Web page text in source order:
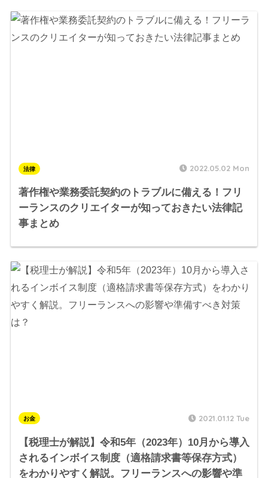
法律 2022.05.02 Mon
著作権や業務委託契約のトラブルに備える！フリ
ーランスのクリエイターが知っておきたい法律記
事まとめ
お金 2021.01.12 Tue
【税理士が解説】令和5年（2023年）10月から導入
されるインボイス制度（適格請求書等保存方式）
をわかりやすく解説。フリーランスへの影響や準